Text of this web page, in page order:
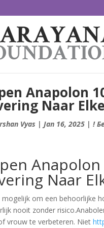
Anapolon
Naar
Vyas |Jan 16, 2025 |!
Naar
mogelijk om een behoorlijke
nooit zonder
vrouw te verbeteren. Niet